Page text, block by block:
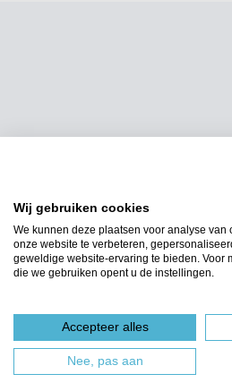
Wij gebruiken cookies
We kunnen deze plaatsen voor analyse van
onze website te verbeteren,
geweldige website-ervaring te bieden. Voor
die we gebruiken opent u de instellingen.
Accepteer alles
Nee, pas aan